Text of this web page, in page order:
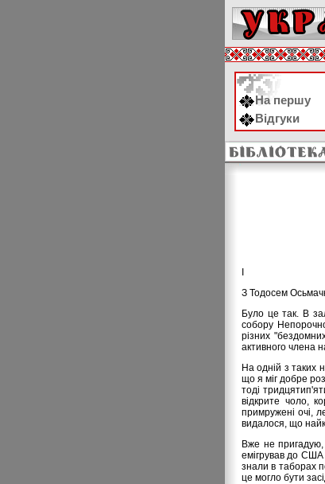
На першу
Відгуки
З Тодосем
Було це так. В
собору
різних
активного члена
На одній з таких
що я міг добре
тоді
відкрите чоло,
примружені очі,
видалося, що
Вже не
емігрував до США
знали в таборах
це могло бути